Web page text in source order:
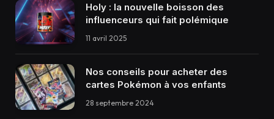
Holy : la nouvelle boisson des
influenceurs qui fait polémique
11 avril 2025
Nos conseils pour acheter des
cartes Pokémon à vos enfants
28 septembre 2024